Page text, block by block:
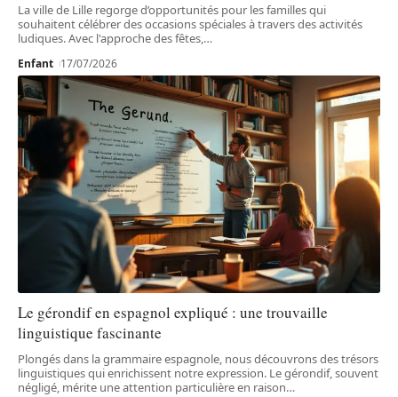
La ville de Lille regorge d’opportunités pour les familles qui
souhaitent célébrer des occasions spéciales à travers des activités
ludiques. Avec l'approche des fêtes,…
Enfant 17/07/2026
Le gérondif en espagnol expliqué : une trouvaille
linguistique fascinante
Plongés dans la grammaire espagnole, nous découvrons des trésors
linguistiques qui enrichissent notre expression. Le gérondif, souvent
négligé, mérite une attention particulière en raison…